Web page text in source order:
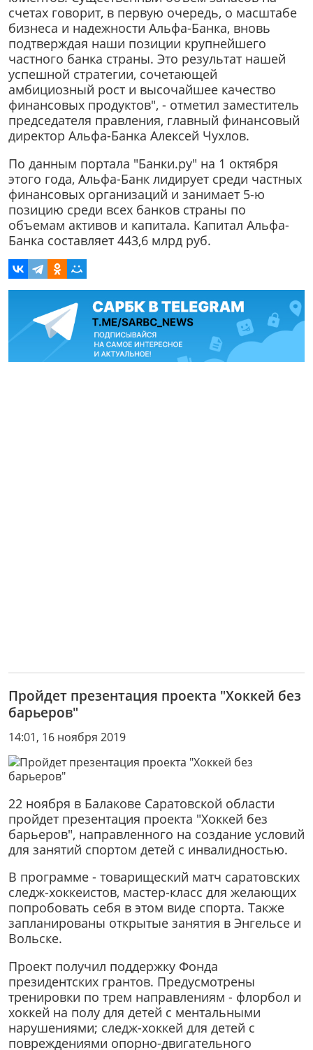
счетах говорит, в первую очередь, о масштабе
бизнеса и надежности Альфа-Банка, вновь
подтверждая наши позиции крупнейшего
частного банка страны. Это результат нашей
успешной стратегии, сочетающей
амбициозный рост и высочайшее качество
финансовых продуктов", - отметил заместитель
председателя правления, главный финансовый
директор Альфа-Банка Алексей Чухлов.
По данным портала "Банки.ру" на 1 октября
этого года, Альфа-Банк лидирует среди частных
финансовых организаций и занимает 5-ю
позицию среди всех банков страны по
объемам активов и капитала. Капитал Альфа-
Банка составляет 443,6 млрд руб.
Пройдет презентация проекта "Хоккей без
барьеров"
14:01, 16 ноября 2019
22 ноября в Балакове Саратовской области
пройдет презентация проекта "Хоккей без
барьеров", направленного на создание условий
для занятий спортом детей с инвалидностью.
В программе - товарищеский матч саратовских
следж-хоккеистов, мастер-класс для желающих
попробовать себя в этом виде спорта. Также
запланированы открытые занятия в Энгельсе и
Вольске.
Проект получил поддержку Фонда
президентских грантов. Предусмотрены
тренировки по трем направлениям - флорбол и
хоккей на полу для детей с ментальными
нарушениями; следж-хоккей для детей с
повреждениями опорно-двигательного